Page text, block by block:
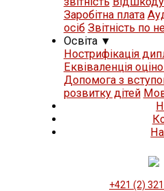
Заробітна плата
осіб Звітність по
Освіта ▼
Нострифікація
Еквіваленція
Допомога з
розвитку дітей
+421 (2)